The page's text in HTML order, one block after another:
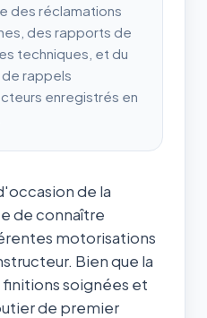
des réclamations
des rapports de
techniques, et du
rappels
enregistrés en
de la
de connaître
motorisations
Bien que la
soignées et
de premier